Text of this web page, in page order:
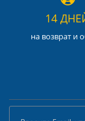
14
на возврат и